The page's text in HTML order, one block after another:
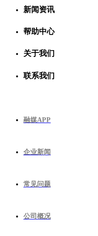
新闻资讯
帮助中心
关于我们
联系我们
融媒APP
企业新闻
常见问题
公司概况